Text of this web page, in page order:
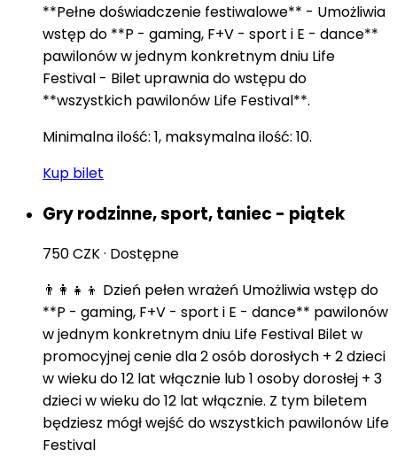
**Pełne doświadczenie festiwalowe** - Umożliwia
wstęp do **P - gaming, F+V - sport i E - dance**
pawilonów w jednym konkretnym dniu Life
Festival - Bilet uprawnia do wstępu do
**wszystkich pawilonów Life Festival**.
Minimalna ilość: 1, maksymalna ilość: 10.
Kup bilet
Gry rodzinne, sport, taniec - piątek
750 CZK· Dostępne
👨‍👩‍👧‍👦 Dzień pełen wrażeń Umożliwia wstęp do
**P - gaming, F+V - sport i E - dance** pawilonów
w jednym konkretnym dniu Life Festival Bilet w
promocyjnej cenie dla 2 osób dorosłych + 2 dzieci
w wieku do 12 lat włącznie lub 1 osoby dorosłej + 3
dzieci w wieku do 12 lat włącznie. Z tym biletem
będziesz mógł wejść do wszystkich pawilonów Life
Festival